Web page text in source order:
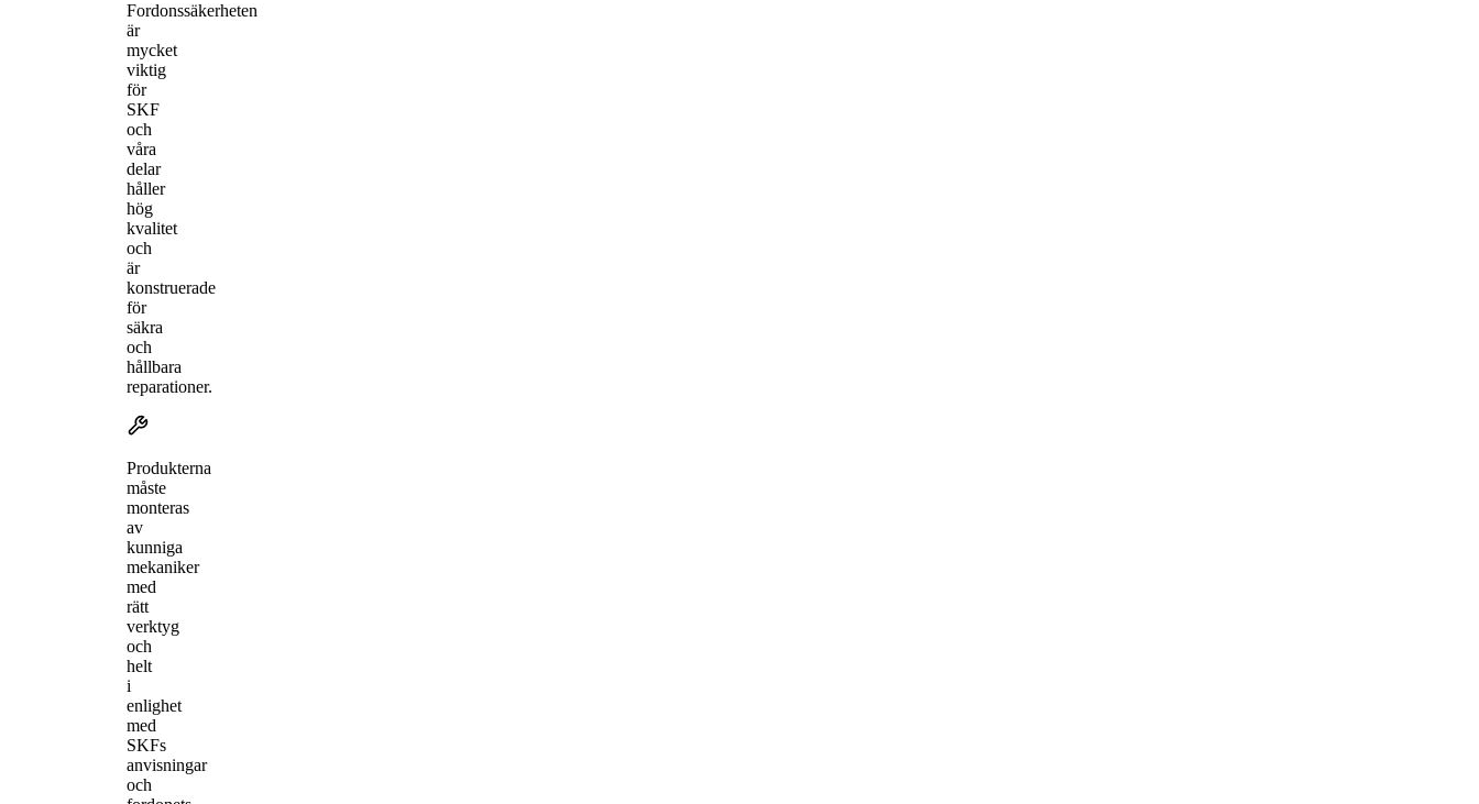
Fordonssäkerheten
är
mycket
viktig
för
SKF
och
våra
delar
håller
hög
kvalitet
och
är
konstruerade
för
säkra
och
hållbara
reparationer.
Produkterna
måste
monteras
av
kunniga
mekaniker
med
rätt
verktyg
och
helt
i
enlighet
med
SKFs
anvisningar
och